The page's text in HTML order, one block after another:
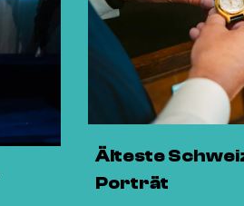
Älteste
Porträt